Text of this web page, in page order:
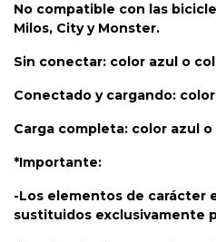
No compatible con las
Milos, City y Monster.
Sin conectar: color azul o
Conectado y cargando:
Carga completa: color azul
*Importante:
-Los elementos de carácter
sustituidos exclusivamente